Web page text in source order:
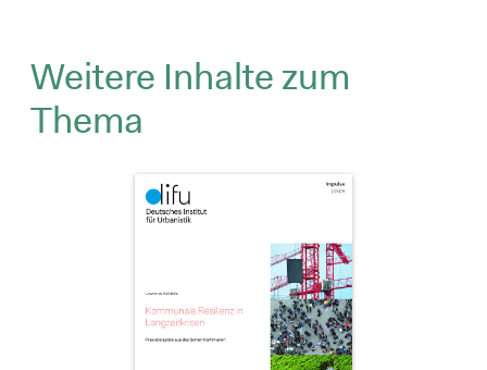
Weitere Inhalte zum
Thema